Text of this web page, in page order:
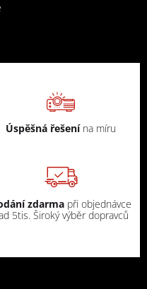
Úspěšná řešení na míru
zdarma při objednávce
5tis. Široký výběr dopravců